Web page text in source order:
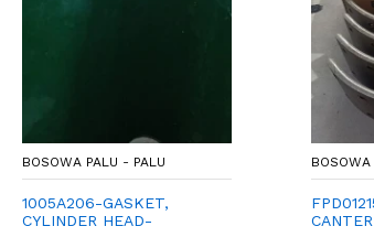
BOSOWA PALU - PALU
1005A206-GASKET,
CYLINDER HEAD-